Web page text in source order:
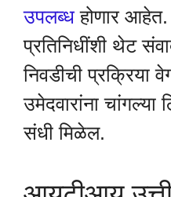
उपलब्ध होणार
प्रतिनिधींशी थेट
निवडीची प्रक्रिया
उमेदवारांना चांगल्या
संधी मिळेल.